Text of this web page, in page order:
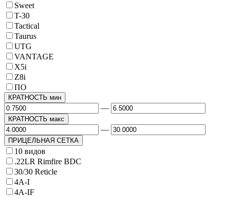
Sweet
T-30
Tactical
Taurus
UTG
VANTAGE
X5i
Z8i
ПО
КРАТНОСТЬ мин
—
КРАТНОСТЬ макс
—
ПРИЦЕЛЬНАЯ СЕТКА
10 видов
.22LR Rimfire BDC
30/30 Reticle
4A-I
4A-IF